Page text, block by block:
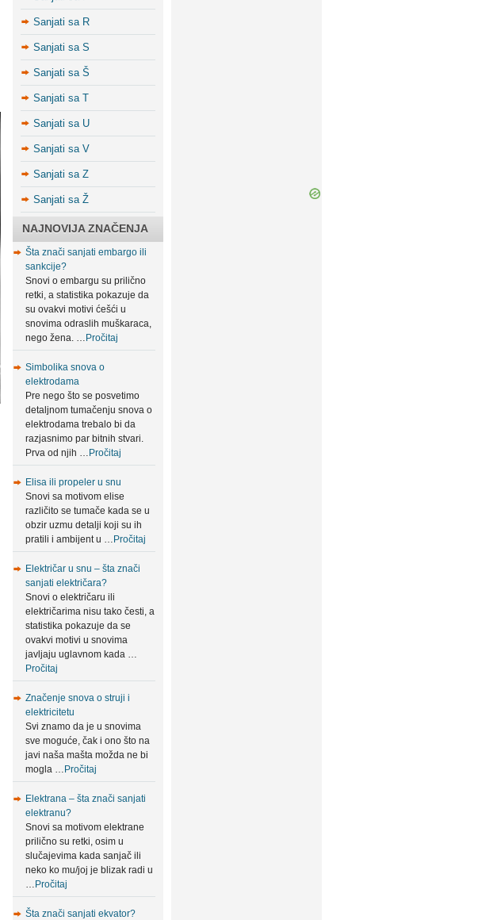
Sanjati sa R
Sanjati sa S
Sanjati sa Š
Sanjati sa T
Sanjati sa U
Sanjati sa V
Sanjati sa Z
Sanjati sa Ž
NAJNOVIJA ZNAČENJA
Šta znači sanjati embargo ili
sankcije?
Snovi o embargu su prilično
retki, a statistika pokazuje da
su ovakvi motivi ćešći u
snovima odraslih muškaraca,
nego žena. … Pročitaj
Simbolika snova o
elektrodama
Pre nego što se posvetimo
detaljnom tumačenju snova o
elektrodama trebalo bi da
razjasnimo par bitnih stvari.
Prva od njih … Pročitaj
Elisa ili propeler u snu
Snovi sa motivom elise
različito se tumače kada se u
obzir uzmu detalji koji su ih
pratili i ambijent u … Pročitaj
Električar u snu – šta znači
sanjati električara?
Snovi o električaru ili
električarima nisu tako česti, a
statistika pokazuje da se
ovakvi motivi u snovima
javljaju uglavnom kada …
Pročitaj
Značenje snova o struji i
elektricitetu
Svi znamo da je u snovima
sve moguće, čak i ono što na
javi naša mašta možda ne bi
mogla … Pročitaj
Elektrana – šta znači sanjati
elektranu?
Snovi sa motivom elektrane
prilično su retki, osim u
slučajevima kada sanjač ili
neko ko mu/joj je blizak radi u
… Pročitaj
Šta znači sanjati ekvator?